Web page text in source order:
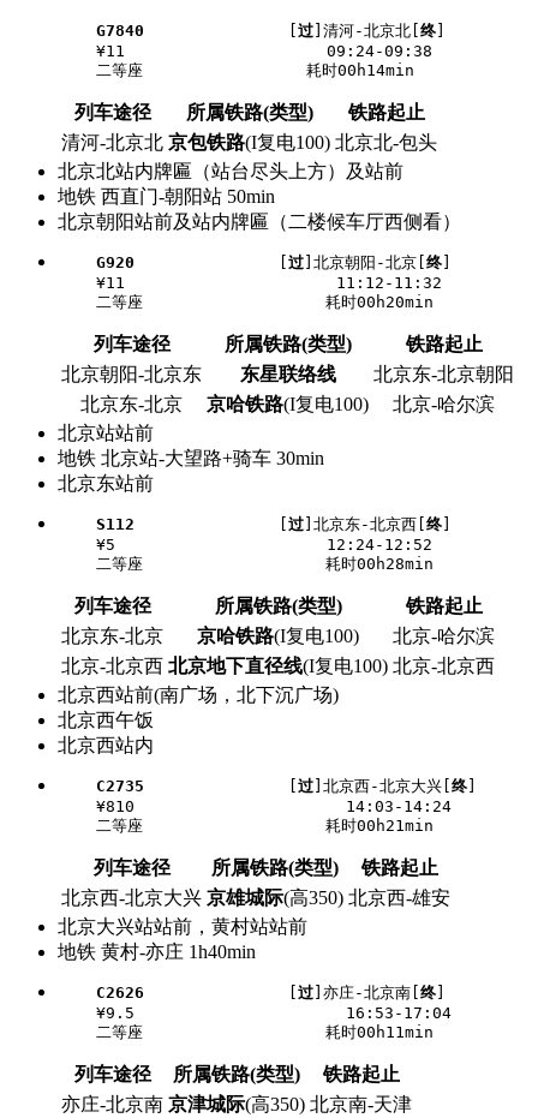
G7840 过 ]清河-北京北[ 终
    ¥11                     09:24-09:38
列车途径 所属铁路(类型)
铁路起止
清河-北京北 京包铁路(I复电100) 北京北-包头
北京北站内牌匾（站台尽头上方）及站前
地铁 西直门-朝阳站 50min
北京朝阳站前及站内牌匾（二楼候车厅西侧看）
G920 过 ]北京朝阳-北京[ 终
    ¥11                      11:12-11:32
列车途径 所属铁路(类型)
铁路起止
北京朝阳-北京东
东星联络线
北京东-北京朝阳
北京东-北京
京哈铁路(I复电100)
北京-哈尔滨
北京站站前
地铁 北京站-大望路+骑车 30min
北京东站前
S112 过 ]北京东-北京西[ 终
    ¥5                      12:24-12:52
列车途径 所属铁路(类型)
铁路起止
北京东-北京
京哈铁路(I复电100)
北京-哈尔滨
北京-北京西 北京地下直径线(I复电100) 北京-北京西
北京西站前(南广场，北下沉广场)
北京西午饭
北京西站内
C2735 过 ]北京西-北京大兴[ 终
    ¥810                      14:03-14:24
列车途径 所属铁路(类型)
铁路起止
北京西-北京大兴 京雄城际(高350) 北京西-雄安
北京大兴站站前，黄村站站前
地铁 黄村-亦庄 1h40min
C2626 过 ]亦庄-北京南[ 终
    ¥9.5                      16:53-17:04
列车途径 所属铁路(类型)
铁路起止
亦庄-北京南 京津城际(高350) 北京南-天津